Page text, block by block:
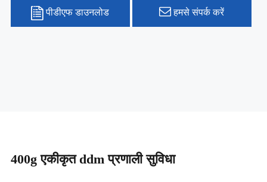
पीडीएफ डाउनलोड हमसे संपर्क करें
400g एकीकृत ddm प्रणाली सुविधा